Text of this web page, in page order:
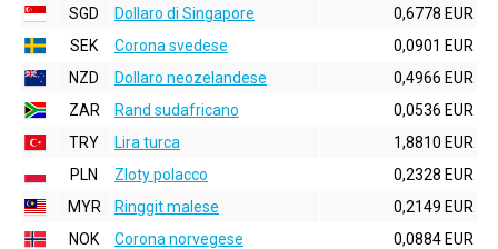
SGD
Dollaro di Singapore
0,6778 EUR
SEK
Corona svedese
0,0901 EUR
NZD
Dollaro neozelandese
0,4966 EUR
ZAR
Rand sudafricano
0,0536 EUR
TRY
Lira turca
1,8810 EUR
PLN
Zloty polacco
0,2328 EUR
MYR
Ringgit malese
0,2149 EUR
NOK
Corona norvegese
0,0884 EUR